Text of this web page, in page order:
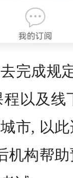
完成规
以及线
市, 以
机构帮